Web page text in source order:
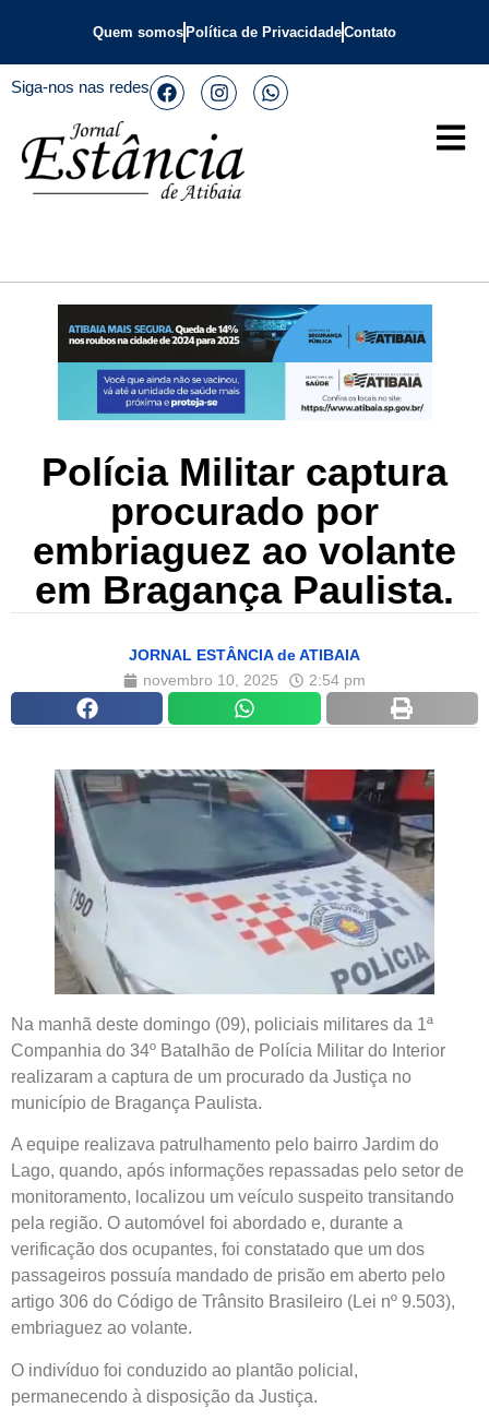
Quem somos Política de PrivacidadeContato
Siga-nos nas redes
Polícia Militar captura
procurado por
embriaguez ao volante
em Bragança Paulista.
JORNAL ESTÂNCIA de ATIBAIA
novembro 10, 2025
2:54 pm
Na manhã deste domingo (09), policiais militares da 1ª
Companhia do 34º Batalhão de Polícia Militar do Interior
realizaram a captura de um procurado da Justiça no
município de Bragança Paulista.
A equipe realizava patrulhamento pelo bairro Jardim do
Lago, quando, após informações repassadas pelo setor de
monitoramento, localizou um veículo suspeito transitando
pela região. O automóvel foi abordado e, durante a
verificação dos ocupantes, foi constatado que um dos
passageiros possuía mandado de prisão em aberto pelo
artigo 306 do Código de Trânsito Brasileiro (Lei nº 9.503),
embriaguez ao volante.
O indivíduo foi conduzido ao plantão policial,
permanecendo à disposição da Justiça.